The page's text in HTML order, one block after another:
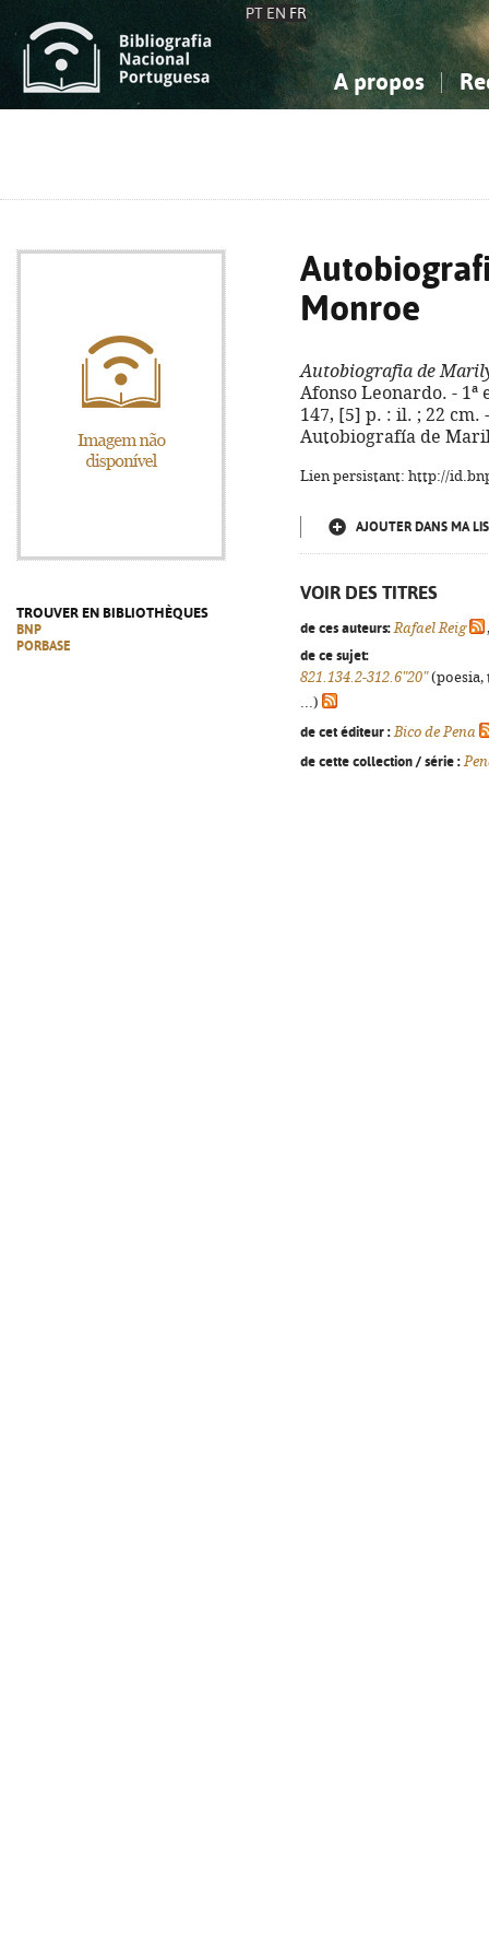
PT EN FR
A propos
TROUVER EN BIBLIOTHÈQUES
BNP
PORBASE
Monroe
Autobiografia de
Afonso Leonardo. - 1ª
147, [5] p. : il. ; 22
Autobiografía de
Lien persistant: http://
AJOUTER DANS MA
VOIR DES TITRES
de ces auteurs: Rafael Reig
de ce sujet:
821.134.2-312.6"20"(poesia,
...)
de cet éditeur : Bico de Pena
de cette collection / série :